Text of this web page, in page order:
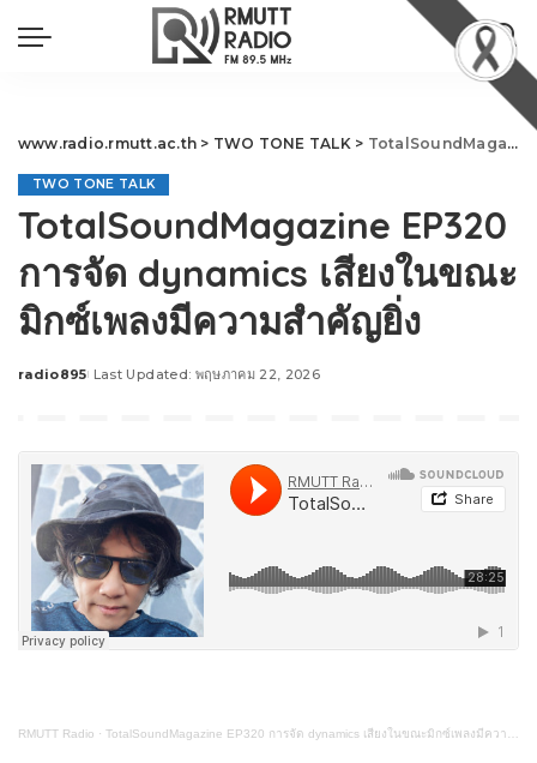
www.radio.rmutt.ac.th > TWO TONE TALK> TotalSoundMagazine EP320 การจัด dynamics เสียงในขณะมิกซ์เพลงมีความสำคัญยิ่ง
TWO TONE TALK
TotalSoundMagazine EP320
การจัด dynamics เสียงในขณะ
มิกซ์เพลงมีความสำคัญยิ่ง
Posted
radio895 Last Updated: พฤษภาคม 22, 2026
RMUTT Radio · TotalSoundMagazine EP320 การจัด dynamics เสียงในขณะมิกซ์เพลงมีความสำคัญยิ่ง